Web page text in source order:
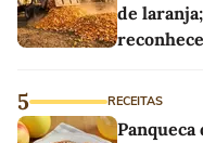
de
5 RECEITAS
Panqueca